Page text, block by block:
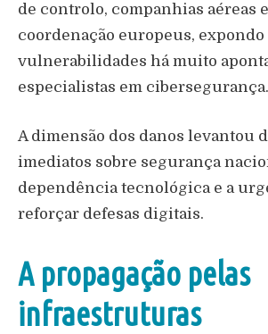
de controlo, companhias aéreas
coordenação europeus, expondo
vulnerabilidades há muito
especialistas em cibersegurança.
A dimensão dos danos levantou
imediatos sobre segurança
dependência tecnológica e a
reforçar defesas digitais.
A propagação pelas
infraestruturas